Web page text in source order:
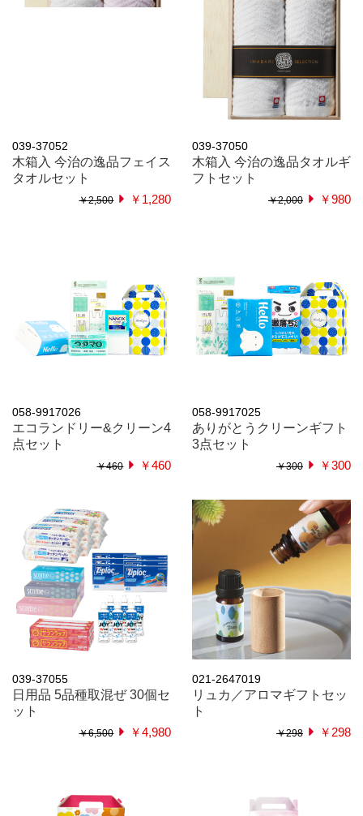
039-37052
木箱入 今治の逸品フェイス
タオルセット
￥2,500 ￥1,280
039-37050
木箱入 今治の逸品タオルギ
フトセット
￥2,000 ￥980
058-9917026
エコランドリー&クリーン4
点セット
￥460 ￥460
058-9917025
ありがとうクリーンギフト
3点セット
￥300 ￥300
039-37055
日用品 5品種取混ぜ 30個セ
ット
￥6,500 ￥4,980
021-2647019
リュカ／アロマギフトセッ
ト
￥298 ￥298